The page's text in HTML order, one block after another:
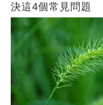
決這4個常見問題